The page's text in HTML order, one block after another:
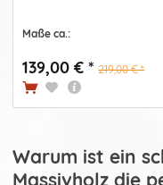
Maße ca.:
139,00 € * 219,00 € *
Warum ist ein
Massivholz die